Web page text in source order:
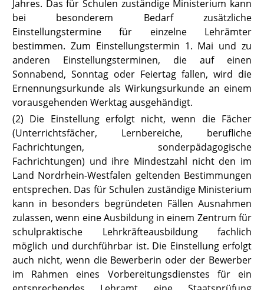
Jahres. Das für Schulen zuständige Ministerium kann
bei besonderem Bedarf zusätzliche
Einstellungstermine für einzelne Lehrämter
bestimmen. Zum Einstellungstermin 1. Mai und zu
anderen Einstellungsterminen, die auf einen
Sonnabend, Sonntag oder Feiertag fallen, wird die
Ernennungsurkunde als Wirkungsurkunde an einem
vorausgehenden Werktag ausgehändigt.
(2) Die Einstellung erfolgt nicht, wenn die Fächer
(Unterrichtsfächer, Lernbereiche, berufliche
Fachrichtungen, sonderpädagogische
Fachrichtungen) und ihre Mindestzahl nicht den im
Land Nordrhein-Westfalen geltenden Bestimmungen
entsprechen. Das für Schulen zuständige Ministerium
kann in besonders begründeten Fällen Ausnahmen
zulassen, wenn eine Ausbildung in einem Zentrum für
schulpraktische Lehrkräfteausbildung fachlich
möglich und durchführbar ist. Die Einstellung erfolgt
auch nicht, wenn die Bewerberin oder der Bewerber
im Rahmen eines Vorbereitungsdienstes für ein